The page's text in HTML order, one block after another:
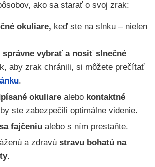
ako sa starať o svoj zrak:
okuliare, keď ste na slnku – nielen
správne vybrať a nosiť slnečné
aby zrak chránili, si môžete prečítať
.
okuliare alebo kontaktné
ste zabezpečili optimálne videnie.
fajčeniu alebo s ním prestaňte.
a zdravú stravu bohatú na
.